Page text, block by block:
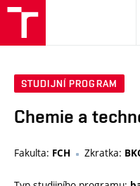
STUDIJNÍ PROGRAM
Chemie a
Fakulta: FCH Zkratka: